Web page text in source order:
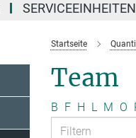
SERVICEEINHEITEN
Startseite
Team
B F H L M O